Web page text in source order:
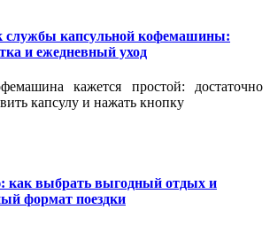
службы капсульной кофемашины:
и ежедневный уход
кажется простой: достаточно
капсулу и нажать кнопку
как выбрать выгодный отдых и
формат поездки